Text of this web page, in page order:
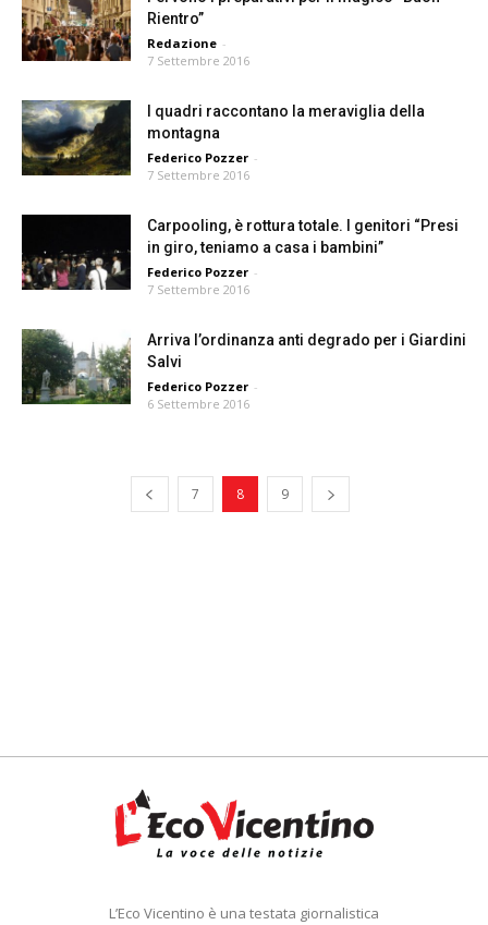
Rientro”
Redazione -
7 Settembre 2016
I quadri raccontano la meraviglia della
montagna
Federico Pozzer -
7 Settembre 2016
Carpooling, è rottura totale. I genitori “Presi
in giro, teniamo a casa i bambini”
Federico Pozzer -
7 Settembre 2016
Arriva l’ordinanza anti degrado per i Giardini
Salvi
Federico Pozzer -
6 Settembre 2016
7 8 9
L’Eco Vicentino è una testata giornalistica